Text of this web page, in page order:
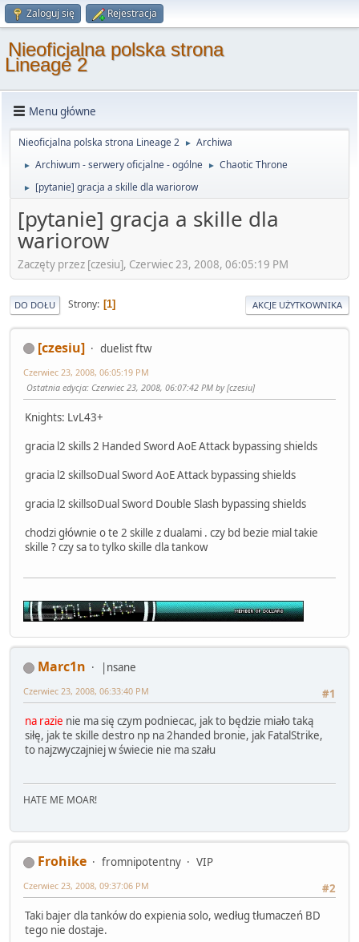
Zaloguj się Rejestracja
Nieoficjalna polska strona
Lineage 2
Menu główne
Nieoficjalna polska strona Lineage 2 ► Archiwa
► Archiwum - serwery oficjalne - ogólne ► Chaotic Throne
► [pytanie] gracja a skille dla wariorow
[pytanie] gracja a skille dla
wariorow
Zaczęty przez [czesiu], Czerwiec 23, 2008, 06:05:19 PM
DO DOŁU Strony 1 AKCJE UŻYTKOWNIKA
[czesiu] duelist ftw
Czerwiec 23, 2008, 06:05:19 PM
Ostatnia edycja: Czerwiec 23, 2008, 06:07:42 PM by [czesiu]
Knights: LvL43+
gracia l2 skills 2 Handed Sword AoE Attack bypassing shields
gracia l2 skillsoDual Sword AoE Attack bypassing shields
gracia l2 skillsoDual Sword Double Slash bypassing shields
chodzi głównie o te 2 skille z dualami . czy bd bezie mial takie
skille ? czy sa to tylko skille dla tankow
Marc1n
|nsane
#1
Czerwiec 23, 2008, 06:33:40 PM
na razie nie ma się czym podniecac, jak to będzie miało taką
siłę, jak te skille destro np na 2handed bronie, jak FatalStrike,
to najzwyczajniej w świecie nie ma szału
HATE ME MOAR!
Frohike fromnipotentny
VIP
#2
Czerwiec 23, 2008, 09:37:06 PM
Taki bajer dla tanków do expienia solo, według tłumaczeń BD
tego nie dostaje.